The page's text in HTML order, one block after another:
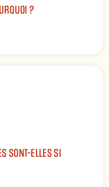
?
SONT-ELLES SI